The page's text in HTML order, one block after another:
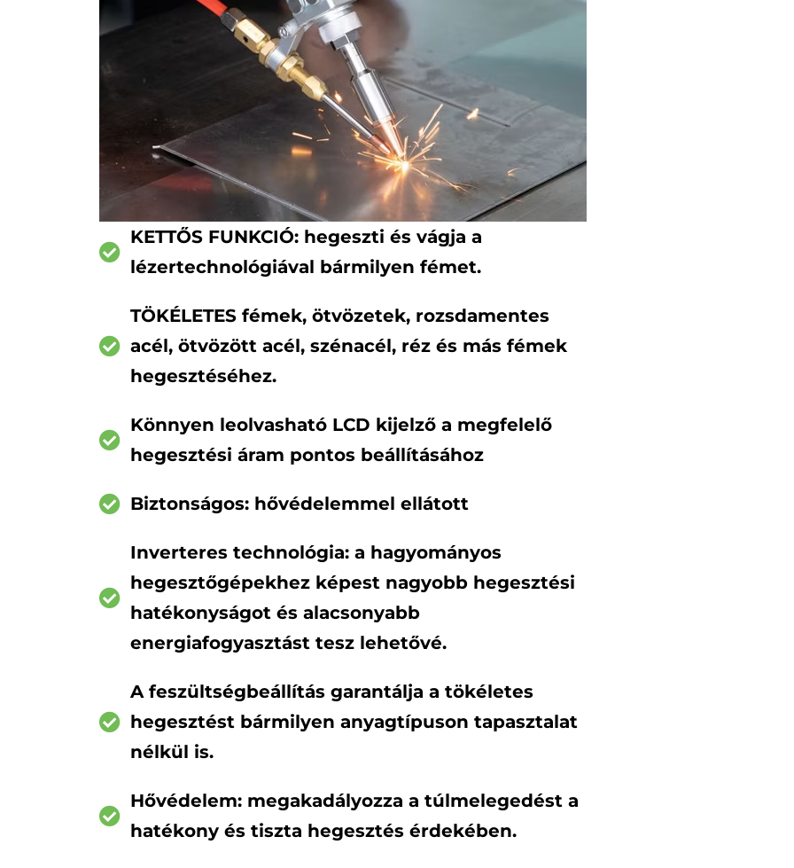
KETTŐS FUNKCIÓ: hegeszti és vágja a
lézertechnológiával bármilyen fémet.
TÖKÉLETES fémek, ötvözetek, rozsdamentes
acél, ötvözött acél, szénacél, réz és más fémek
hegesztéséhez.
Könnyen leolvasható LCD kijelző a megfelelő
hegesztési áram pontos beállításához
Biztonságos: hővédelemmel ellátott
Inverteres technológia: a hagyományos
hegesztőgépekhez képest nagyobb hegesztési
hatékonyságot és alacsonyabb
energiafogyasztást tesz lehetővé.
A feszültségbeállítás garantálja a tökéletes
hegesztést bármilyen anyagtípuson tapasztalat
nélkül is.
Hővédelem: megakadályozza a túlmelegedést a
hatékony és tiszta hegesztés érdekében.